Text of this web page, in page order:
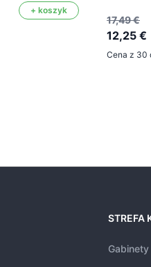
+ koszyk
17,49 €
12,25 €
Cena z 30
STREFA